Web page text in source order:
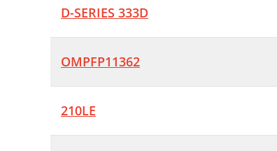
D-SERIES 333D
OMPFP11362
210LE